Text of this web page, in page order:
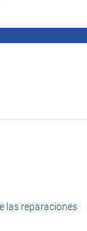
las reparaciones